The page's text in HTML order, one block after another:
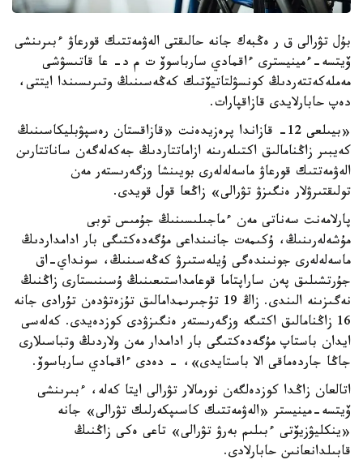
بۇل تۋرالى ق ر ەڭبەك جانە حالىقتى الەۋمەتتىك قورعاۋ ءبىرىنشى
ۆيتسە-ءمينيسترى ءاقمادي سارباسوۆ ت م د- عا قاتىسۋشى
مەملەكەتتەردىڭ كونسۋلتاتيۆتىك كەڭەسىنىڭ وتىرىسىندا ايتتى،
دەپ حابارلايدى قازاقپارات.
«بيىلعى 12- قازاندا پرەزيدەنت «قازاقستان رەسپۋبليكاسىنىڭ
كەيبىر زاڭنامالىق اكتىلەرىنە ازاماتتاردىڭ جەكەلەگەن ساناتتارىن
الەۋمەتتىك قورعاۋ ماسەلەلەرى بويىنشا وزگەرىستەر مەن
تولىقتىرۋلار ەنگىزۋ تۋرالى» زاڭعا قول قويدى.
پارلامەنت سەناتى مەن ءماجىلىسىنىڭ جۇمىس توبى
مۇشەلەرىنىڭ، ۇكىمەت جانىنداعى مۇگەدەكتىگى بار ادامداردىڭ
ماسەلەلەرى جونىندەگى ۇيلەستىرۋ كەڭەسىنىڭ، سونداي-اق
جۇرتشىلىق پەن ساراپتاما قوعامداستىعىنىڭ ۇسىنىستارى زاڭنىڭ
نەگىزىنە الىندى. زاڭ 19 تۇجىرىمدامالىق تۇزەتۋدەن تۇرادى جانە
16 زاڭنامالىق اكتىگە وزگەرىستەر ەنگىزۋدى كوزدەيدى. كەلەسى
ايدان باستاپ مۇگەدەكتىگى بار ادامدار مەن ولاردىڭ وتباسىلارى
جاڭا جاردەماقى الا باستايدى»، - دەدى ءاقمادي سارباسوۆ.
اتالعان زاڭدا كوزدەلگەن نورمالار تۋرالى ايتا كەلە، ءبىرىنشى
ۆيتسە-مينيستر «الەۋمەتتىك كاسىپكەرلىك تۋرالى» جانە
«ينكليۋزيۆتى ءبىلىم بەرۋ تۋرالى» تاعى ەكى زاڭنىڭ
قابىلدانعانىن حابارلادى.